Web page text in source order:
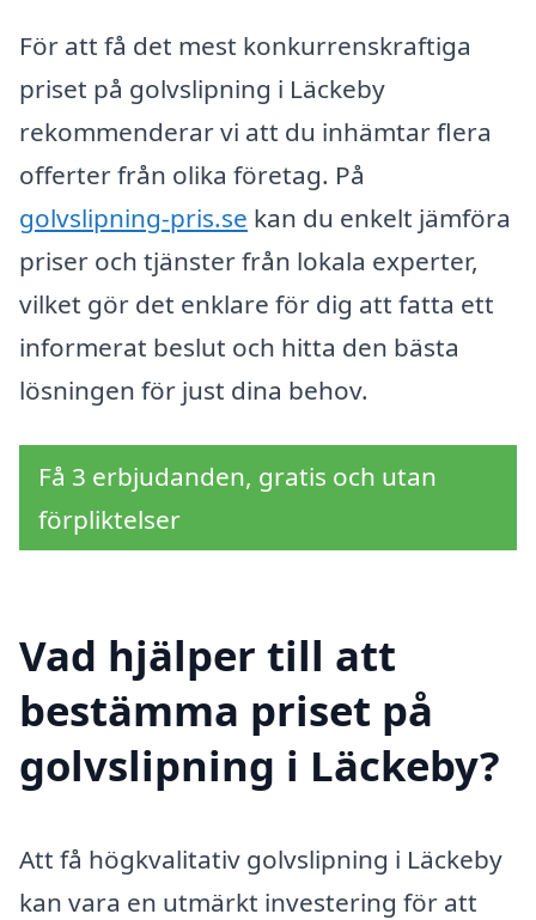
För att få det mest konkurrenskraftiga
priset på golvslipning i Läckeby
rekommenderar vi att du inhämtar flera
offerter från olika företag. På
golvslipning-pris.se kan du enkelt jämföra
priser och tjänster från lokala experter,
vilket gör det enklare för dig att fatta ett
informerat beslut och hitta den bästa
lösningen för just dina behov.
Få 3 erbjudanden, gratis och utan
förpliktelser
Vad hjälper till att
bestämma priset på
golvslipning i Läckeby?
Att få högkvalitativ golvslipning i Läckeby
kan vara en utmärkt investering för att